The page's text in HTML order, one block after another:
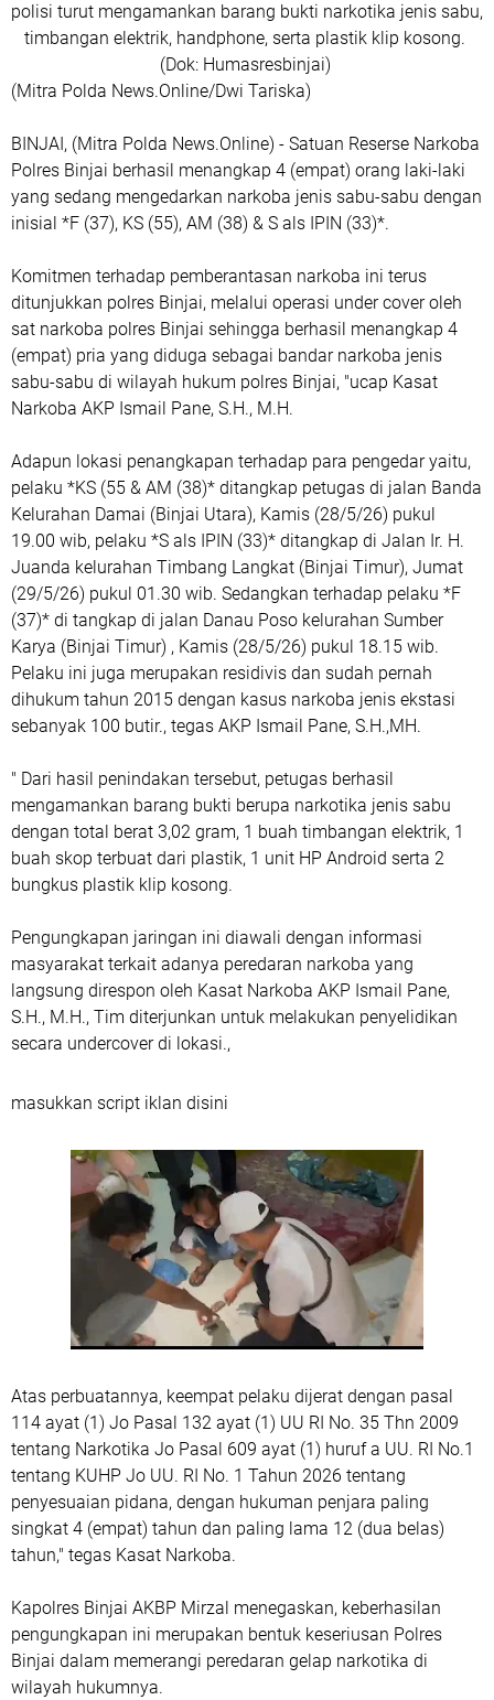
polisi turut mengamankan barang bukti narkotika jenis sabu,
timbangan elektrik, handphone, serta plastik klip kosong.
(Dok: Humasresbinjai)
(Mitra Polda News.Online/Dwi Tariska)
BINJAI, (Mitra Polda News.Online) - Satuan Reserse Narkoba
Polres Binjai berhasil menangkap 4 (empat) orang laki-laki
yang sedang mengedarkan narkoba jenis sabu-sabu dengan
inisial *F (37), KS (55), AM (38) & S als IPIN (33)*.
Komitmen terhadap pemberantasan narkoba ini terus
ditunjukkan polres Binjai, melalui operasi under cover oleh
sat narkoba polres Binjai sehingga berhasil menangkap 4
(empat) pria yang diduga sebagai bandar narkoba jenis
sabu-sabu di wilayah hukum polres Binjai, "ucap Kasat
Narkoba AKP Ismail Pane, S.H., M.H.
Adapun lokasi penangkapan terhadap para pengedar yaitu,
pelaku *KS (55 & AM (38)* ditangkap petugas di jalan Banda
Kelurahan Damai (Binjai Utara), Kamis (28/5/26) pukul
19.00 wib, pelaku *S als IPIN (33)* ditangkap di Jalan Ir. H.
Juanda kelurahan Timbang Langkat (Binjai Timur), Jumat
(29/5/26) pukul 01.30 wib. Sedangkan terhadap pelaku *F
(37)* di tangkap di jalan Danau Poso kelurahan Sumber
Karya (Binjai Timur) , Kamis (28/5/26) pukul 18.15 wib.
Pelaku ini juga merupakan residivis dan sudah pernah
dihukum tahun 2015 dengan kasus narkoba jenis ekstasi
sebanyak 100 butir., tegas AKP Ismail Pane, S.H.,MH.
" Dari hasil penindakan tersebut, petugas berhasil
mengamankan barang bukti berupa narkotika jenis sabu
dengan total berat 3,02 gram, 1 buah timbangan elektrik, 1
buah skop terbuat dari plastik, 1 unit HP Android serta 2
bungkus plastik klip kosong.
Pengungkapan jaringan ini diawali dengan informasi
masyarakat terkait adanya peredaran narkoba yang
langsung direspon oleh Kasat Narkoba AKP Ismail Pane,
S.H., M.H., Tim diterjunkan untuk melakukan penyelidikan
secara undercover di lokasi.,
masukkan script iklan disini
Atas perbuatannya, keempat pelaku dijerat dengan pasal
114 ayat (1) Jo Pasal 132 ayat (1) UU RI No. 35 Thn 2009
tentang Narkotika Jo Pasal 609 ayat (1) huruf a UU. RI No.1
tentang KUHP Jo UU. RI No. 1 Tahun 2026 tentang
penyesuaian pidana, dengan hukuman penjara paling
singkat 4 (empat) tahun dan paling lama 12 (dua belas)
tahun," tegas Kasat Narkoba.
Kapolres Binjai AKBP Mirzal menegaskan, keberhasilan
pengungkapan ini merupakan bentuk keseriusan Polres
Binjai dalam memerangi peredaran gelap narkotika di
wilayah hukumnya.